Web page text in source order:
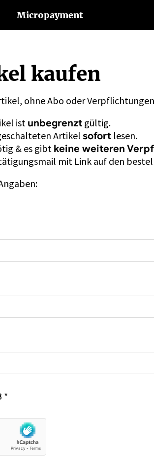
Micropayment
kaufen
ohne Abo oder
ist unbegrenzt gültig.
Artikelsofort lesen.
& es gibtkeine weiteren
mit Link auf den
*